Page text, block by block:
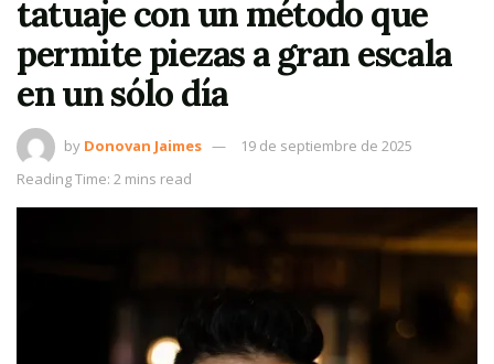
tatuaje con un método que
permite piezas a gran escala
en un sólo día
by Donovan Jaimes
19 de septiembre de 2025
Reading Time: 2 mins read